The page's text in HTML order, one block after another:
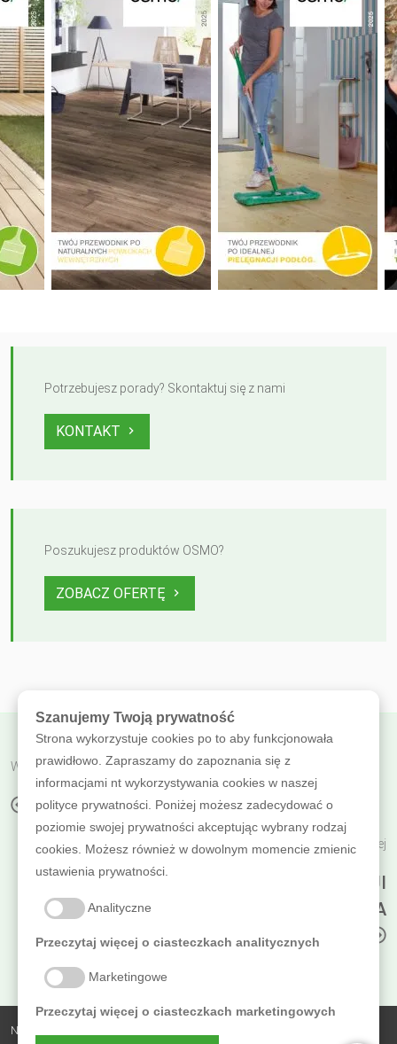
Potrzebujesz porady? Skontaktuj się z nami
KONTAKT
Poszukujesz produktów OSMO?
ZOBACZ OFERTĘ
Wróć do poprzedniej
WILLA HONGKONG
Czytaj dalej
KOLOROWA MAGIA DREWNIANEJ DEKORACJI
- ODKRYJ INSPIRUJĄCĄ ŚCIANĘ Z DREWNA
OD WOOD BOARD & COLOUR
Nobless Polska Zbigniew Sierzputowski Sp. k.,
Szanujemy Twoją prywatność
Strona wykorzystuje cookies po to aby funkcjonowała
prawidłowo. Zapraszamy do zapoznania się z
informacjami nt wykorzystywania cookies w naszej
polityce prywatności. Poniżej możesz zadecydować o
poziomie swojej prywatności akceptując wybrany rodzaj
cookies. Możesz również w dowolnym momencie zmienic
ustawienia prywatności.
Analityczne
Przeczytaj więcej o ciasteczkach analitycznych
Marketingowe
Przeczytaj więcej o ciasteczkach marketingowych